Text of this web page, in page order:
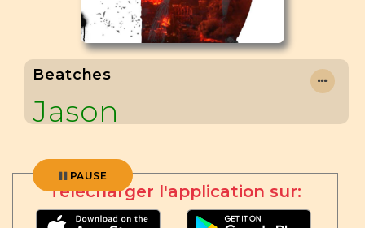
Beatches
Jason
PAUSE
Télécharger l'application sur: